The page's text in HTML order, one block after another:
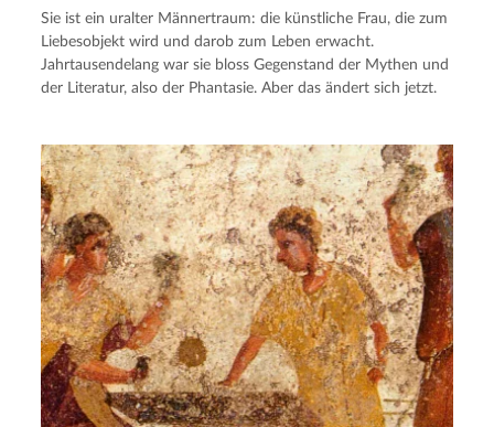
Sie ist ein uralter Männertraum: die künstliche Frau, die zum
Liebesobjekt wird und darob zum Leben erwacht.
Jahrtausendelang war sie bloss Gegenstand der Mythen und
der Literatur, also der Phantasie. Aber das ändert sich jetzt.